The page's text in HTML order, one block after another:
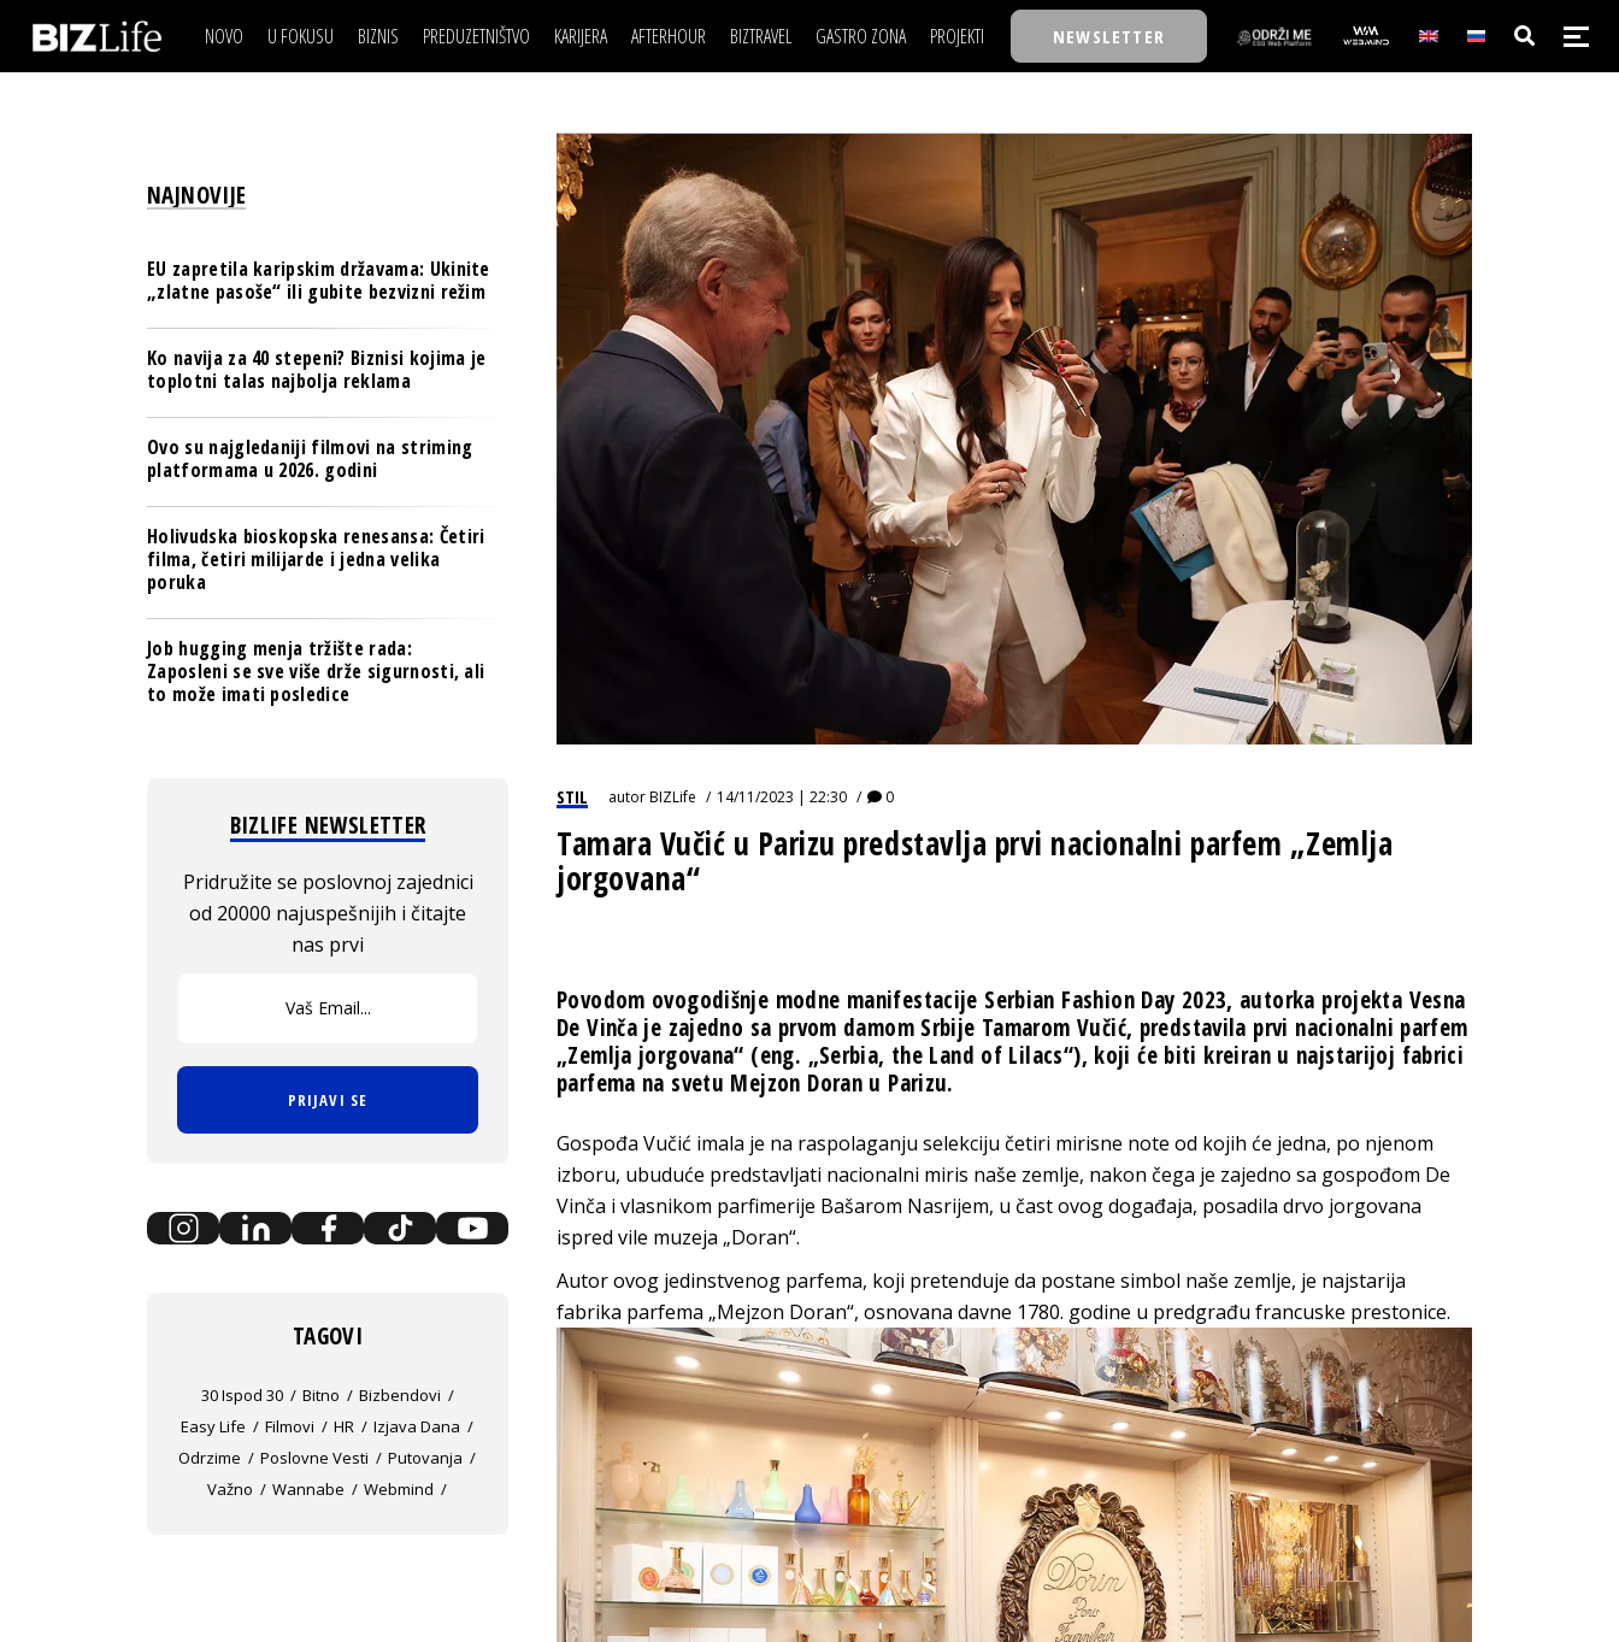
NOVO U FOKUSU BIZNIS
BREND I KOMUNIKACIJE
BANKE
OSIGURANJE
TECH I AI
BIZNIS & SPORT
PULS REGIONA
NOVO NA RAFU
PREDUZETNIŠTVO KARIJERA
LJUDI (HR)
MOJ UGAO
USAVRŠAVANJE
KNOW-HOW
AFTERHOUR
AUTO SVET
STIL
WELLBEING
BIZTRAVEL GASTRO ZONA PROJEKTI
30 ISPOD 30
BACK TO OFFICE/SCHOOL
BIZBENDOVI
BIZKOLEGIJUM
BMW BIZNIS LIGA
BIZLIFE WEEK
IZJAVA GODINE
NEWSLETTER
IZJAVA DANABIZNIS SCENA
BREND I KOMUNIKACIJE
OSIGURANJE
TECH I AI
PULS REGIONA
POSAO
MOJ UGAO
USAVRŠAVANJE
KNOW-HOW
FILM I SCENA
AUTO SVET
STIL
WELLBEING
NAJKOLEGA
30 ISPOD 30
BACK TO OFFICE/SCHOOL
BIZBENDOVI
BIZKOLEGIJUM
BMW BIZNIS LIGA
BIZLIFE WEEK
IZJAVA GODINE
STIL autorBIZLife 14/11/2023 | 22:30 0
Tamara Vučić u Parizu predstavlja prvi nacionalni parfem „Zemlja
jorgovana“
Povodom ovogodišnje modne manifestacije Serbian Fashion Day 2023, autorka projekta Vesna
De Vinča je zajedno sa prvom damom Srbije Tamarom Vučić, predstavila prvi nacionalni parfem
„Zemlja jorgovana“ (eng. „Serbia, the Land of Lilacs“), koji će biti kreiran u najstarijoj fabrici
parfema na svetu Mejzon Doran u Parizu.
Gospođa Vučić imala je na raspolaganju selekciju četiri mirisne note od kojih će jedna, po njenom
izboru, ubuduće predstavljati nacionalni miris naše zemlje, nakon čega je zajedno sa gospođom De
Vinča i vlasnikom parfimerije Bašarom Nasrijem, u čast ovog događaja, posadila drvo jorgovana
ispred vile muzeja „Doran“.
Autor ovog jedinstvenog parfema, koji pretenduje da postane simbol naše zemlje, je najstarija
fabrika parfema „Mejzon Doran“, osnovana davne 1780. godine u predgrađu francuske prestonice.
NAJNOVIJE
EU zapretila karipskim državama: Ukinite
„zlatne pasoše“ ili gubite bezvizni režim
Ko navija za 40 stepeni? Biznisi kojima je
toplotni talas najbolja reklama
Ovo su najgledaniji filmovi na striming
platformama u 2026. godini
Holivudska bioskopska renesansa: Četiri
filma, četiri milijarde i jedna velika
poruka
Job hugging menja tržište rada:
Zaposleni se sve više drže sigurnosti, ali
to može imati posledice
BIZLIFE NEWSLETTER
Pridružite se poslovnoj zajednici
od 20000 najuspešnijih i čitajte
nas prvi
PRIJAVI SE
TAGOVI
30 Ispod 30 Bitno
Bizbendovi
Easy Life
Filmovi HR
Izjava Dana
Odrzime
Poslovne Vesti
Putovanja
Važno
Wannabe Webmind